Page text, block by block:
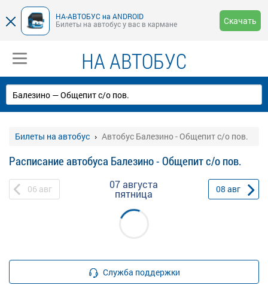
НА-АВТОБУС на ANDROID
Билеты на автобус у вас в кармане
Скачать
НА АВТОБУС
Билеты на автобус Автобус Балезино - Общепит с/о пов.
Расписание автобуса Балезино - Общепит с/о пов.
06 авг 07 августа
пятница 08 авг
Служба поддержки